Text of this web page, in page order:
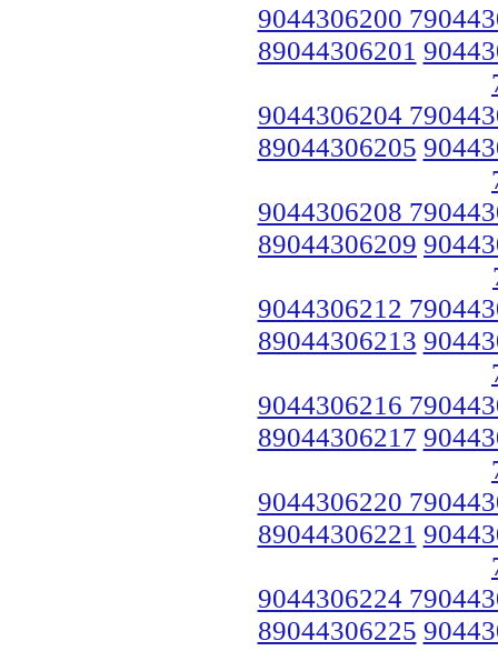
9044306200
89044306201
9044306204
89044306205
9044306208
89044306209
9044306212
89044306213
9044306216
89044306217
9044306220
89044306221
9044306224
89044306225